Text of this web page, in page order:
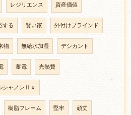
レジリエンス 資産価値
する 賢い家 外付けブラインド
物 無給水加湿 デシカント
蓄電 光熱費
シャノンⅡｘ
樹脂フレーム 堅牢 頑丈